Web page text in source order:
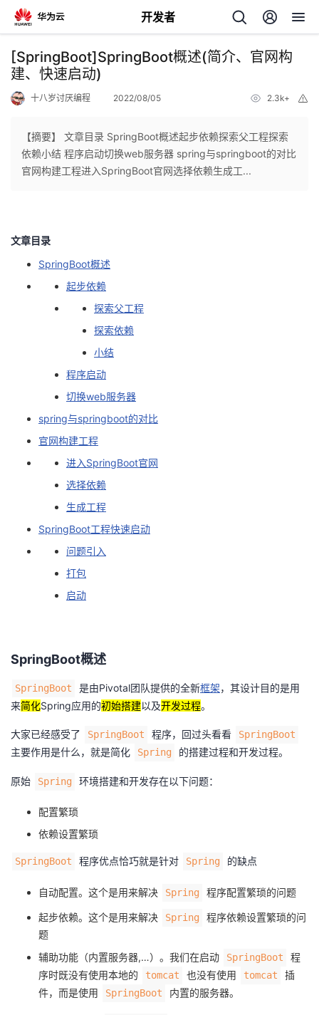
开发者
返
回
个
主
的
博
的
我
子
直
的
我
注
开
发
学
的
课
我
的
我
的
Programs
我
的
持
技
术
持
的
云
建
[SpringBoot]SpringBoot概述(简介、官网构
建、快速启动)
十八岁讨厌编程 2022/08/05 2.3k+
【摘要】 文章目录 SpringBoot概述起步依赖探索父工程探索
依赖小结 程序启动切换web服务器 spring与springboot的对比
官网构建工程进入SpringBoot官网选择依赖生成工...
文章目录
SpringBoot概述
起步依赖
探索父工程
探索依赖
小结
程序启动
切换web服务器
spring与springboot的对比
官网构建工程
进入SpringBoot官网
选择依赖
生成工程
SpringBoot工程快速启动
问题引入
打包
启动
SpringBoot概述
SpringBoot 是由Pivotal团队提供的全新框架，其设计目的是用
来简化Spring应用的初始搭建以及开发过程。
大家已经感受了 SpringBoot 程序，回过头看看 SpringBoot
主要作用是什么，就是简化 Spring 的搭建过程和开发过程。
原始 Spring 环境搭建和开发存在以下问题：
配置繁琐
依赖设置繁琐
SpringBoot 程序优点恰巧就是针对 Spring 的缺点
自动配置。这个是用来解决 Spring 程序配置繁琐的问题
起步依赖。这个是用来解决 Spring
程序依赖设置繁琐的问
题
辅助功能（内置服务器,…）。我们在启动
SpringBoot
程
序时既没有使用本地的
tomcat 也没有使用 tomcat
插
件，而是使用
SpringBoot 内置的服务器。